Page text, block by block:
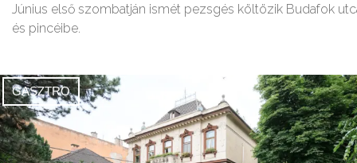
Június első szombatján ismét pezsgés költözik Budafok
és pincéibe.
GASZTRO